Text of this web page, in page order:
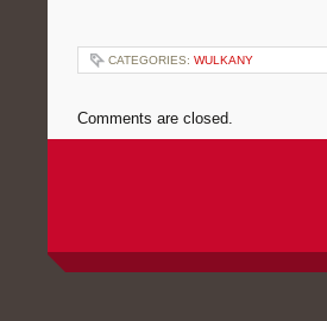
CATEGORIES: WULKANY
Comments are closed.